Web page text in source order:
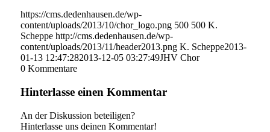
https://cms.dedenhausen.de/wp-
content/uploads/2013/10/chor_logo.png 500 500 K.
Scheppe http://cms.dedenhausen.de/wp-
content/uploads/2013/11/header2013.png K. Scheppe2013-
01-13 12:47:282013-12-05 03:27:49JHV Chor
0 Kommentare
Hinterlasse einen Kommentar
An der Diskussion beteiligen?
Hinterlasse uns deinen Kommentar!